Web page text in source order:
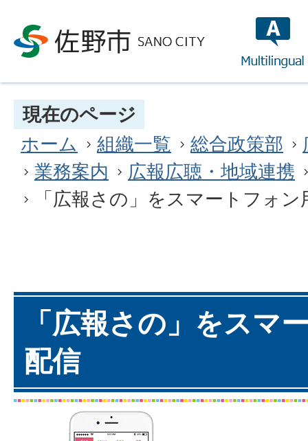
現在のページ
ホーム
組織一覧 総合政策部
業務案内
広報広聴・地域連携
「広報さの」をスマートフォン
「広報さの」をスマ
配信